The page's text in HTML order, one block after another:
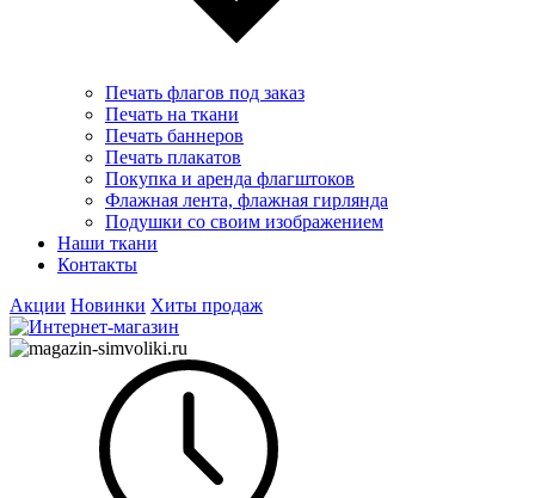
Печать флагов под заказ
Печать на ткани
Печать баннеров
Печать плакатов
Покупка и аренда флагштоков
Флажная лента, флажная гирлянда
Подушки со своим изображением
Наши ткани
Контакты
Акции Новинки Хиты продаж